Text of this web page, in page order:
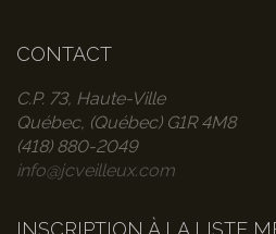
CONTACT
C.P. 73, Haute-Ville
Québec, (Québec) G1R 4M8
(418) 880-2049
info@jcveilleux.com
INSCRIPTION À LA LISTE